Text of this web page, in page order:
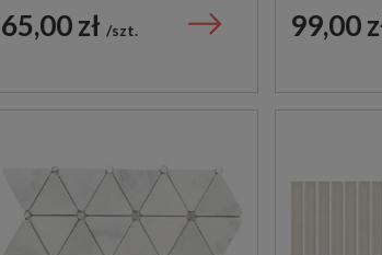
65,00 zł szt. 99,00